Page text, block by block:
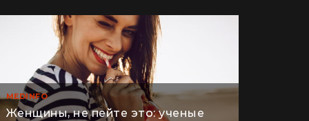
MEDINFO
Женщины, не пейте это: ученые